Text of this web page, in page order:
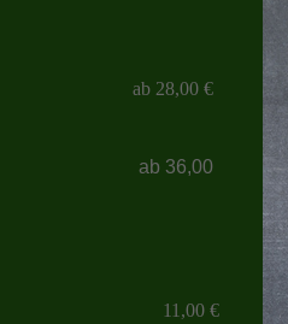
ab 28,00 €
ab 36,00
11,00 €